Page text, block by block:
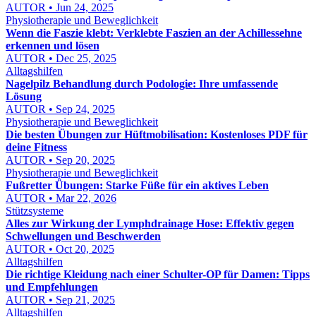
AUTOR • Jun 24, 2025
Physiotherapie und Beweglichkeit
Wenn die Faszie klebt: Verklebte Faszien an der Achillessehne
erkennen und lösen
AUTOR • Dec 25, 2025
Alltagshilfen
Nagelpilz Behandlung durch Podologie: Ihre umfassende
Lösung
AUTOR • Sep 24, 2025
Physiotherapie und Beweglichkeit
Die besten Übungen zur Hüftmobilisation: Kostenloses PDF für
deine Fitness
AUTOR • Sep 20, 2025
Physiotherapie und Beweglichkeit
Fußretter Übungen: Starke Füße für ein aktives Leben
AUTOR • Mar 22, 2026
Stützsysteme
Alles zur Wirkung der Lymphdrainage Hose: Effektiv gegen
Schwellungen und Beschwerden
AUTOR • Oct 20, 2025
Alltagshilfen
Die richtige Kleidung nach einer Schulter-OP für Damen: Tipps
und Empfehlungen
AUTOR • Sep 21, 2025
Alltagshilfen